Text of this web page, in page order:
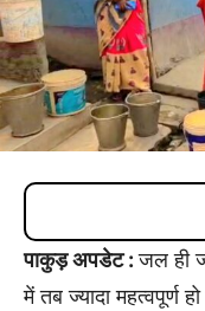
पाकुड़ अपडेट :जल ही
में तब ज्यादा महत्वपूर्ण